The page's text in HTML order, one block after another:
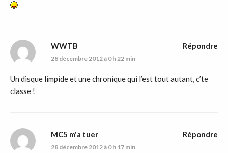
WWTB
28 décembre 2012 à 0 h 22 min
Un disque limpide et une chronique qui l’est tout autant, c’te
classe !
Répondre
MC5 m'a tuer
28 décembre 2012 à 0 h 17 min
Répondre